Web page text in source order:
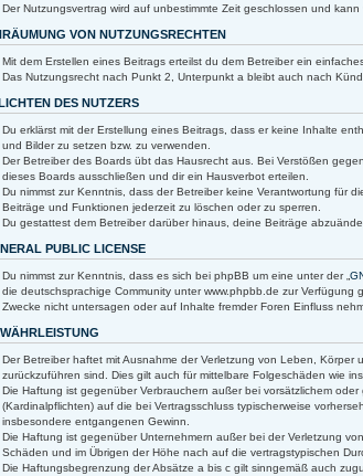
Der Nutzungsvertrag wird auf unbestimmte Zeit geschlossen und
VON NUTZUNGSRECHTEN
Mit dem Erstellen eines Beitrags erteilst du dem Betreiber ein
Das Nutzungsrecht nach Punkt 2, Unterpunkt a bleibt auch nach
DES NUTZERS
Du erklärst mit der Erstellung eines Beitrags, dass er keine Inhalte
und Bilder zu setzen bzw. zu verwenden.
Der Betreiber des Boards übt das Hausrecht aus. Bei Verstößen
dieses Boards ausschließen und dir ein Hausverbot erteilen.
Du nimmst zur Kenntnis, dass der Betreiber keine Verantwortung für
Beiträge und Funktionen jederzeit zu löschen oder zu sperren.
Du gestattest dem Betreiber darüber hinaus, deine Beiträge
PUBLIC LICENSE
Du nimmst zur Kenntnis, dass es sich bei phpBB um eine unter der „
die deutschsprachige Community unter www.phpbb.de zur
Zwecke nicht untersagen oder auf Inhalte fremder Foren Einfluss
Der Betreiber haftet mit Ausnahme der Verletzung von Leben,
zurückzuführen sind. Dies gilt auch für mittelbare Folgeschäden wie
Die Haftung ist gegenüber Verbrauchern außer bei vorsätzlichem
(Kardinalpflichten) auf die bei Vertragsschluss typischerweise
insbesondere entgangenen Gewinn.
Die Haftung ist gegenüber Unternehmern außer bei der Verletzung
Schäden und im Übrigen der Höhe nach auf die vertragstypischen
Die Haftungsbegrenzung der Absätze a bis c gilt sinngemäß auch